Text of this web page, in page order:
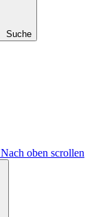
Suche
Nach oben scrollen